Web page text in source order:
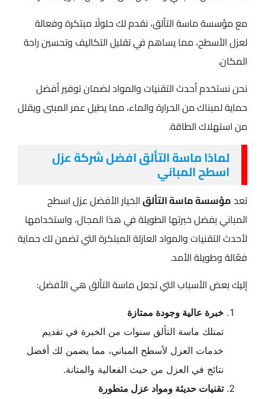
مع مؤسسة ماسة التألق، نقدم لك حلولًا مبتكرة وفعالة
لعزل الأسطح، مما يساهم في تقليل التكاليف وتحسين راحة
المكان.
نحن نستخدم أحدث التقنيات والمواد لضمان توفير أفضل
حماية لمبناك من الحرارة والماء، مما يطيل عمر المبنى ويقلل
من استهلاك الطاقة.
لماذا ماسة التألق افضل شركة عزل
اسطح المباني​
تعدمؤسسة ماسة التألقالخيار الأفضل عزل اسطح
المباني​ بفضل خبرتها الطويلة في هذا المجال، واستخدامها
لأحدث التقنيات والمواد العازلة المبتكرة التي تضمن لك حماية
فعّالة وطويلة الأمد.
إليك بعض الأسباب التي تجعل ماسة التألق هي الأفضل:
خبرة عالية وجودة ممتازة
تمتلك ماسة التألق سنوات من الخبرة في تقديم
خدمات العزل لأسطح المباني، مما يضمن لك أفضل
نتائج في العزل من حيث الفعالية والمتانة.
تقنيات حديثة ومواد عزل متطورة